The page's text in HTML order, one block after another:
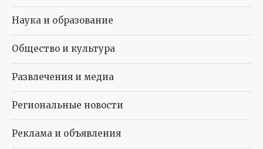
Наука и образование
Общество и культура
Развлечения и медиа
Региональные новости
Реклама и объявления